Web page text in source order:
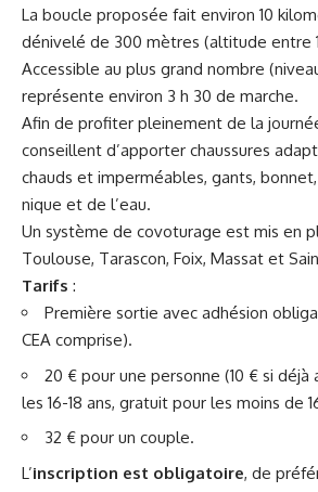
La boucle proposée fait environ 10
dénivelé de 300 mètres (altitude entre
Accessible au plus grand nombre
représente environ 3 h 30 de marche.
Afin de profiter pleinement de la
conseillent d’apporter chaussures
chauds et imperméables, gants, bonnet,
nique et de l’eau.
Un système de covoturage est mis en
Toulouse, Tarascon, Foix, Massat et
Tarifs :
Première sortie avec adhésion
CEA comprise).
20 € pour une personne (10 € si
les 16-18 ans, gratuit pour les moins de
32 € pour un couple.
L’inscription est obligatoire, de